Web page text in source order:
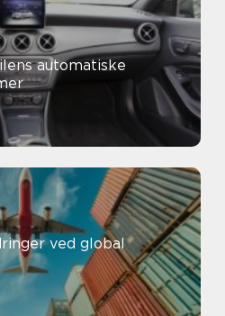
automatiske
ved global